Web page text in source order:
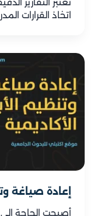
اتخاذ القرارات
إعادة صياغة
أصبحت الحاجة